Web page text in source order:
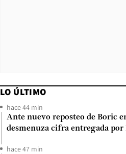
LO ÚLTIMO
hace 44 min
Ante nuevo reposteo de Boric
desmenuza cifra entregada
hace 47 min